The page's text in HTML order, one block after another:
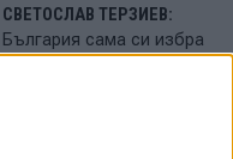
СВЕТОСЛАВ ТЕРЗИЕВ:
България сама си избра
вредител